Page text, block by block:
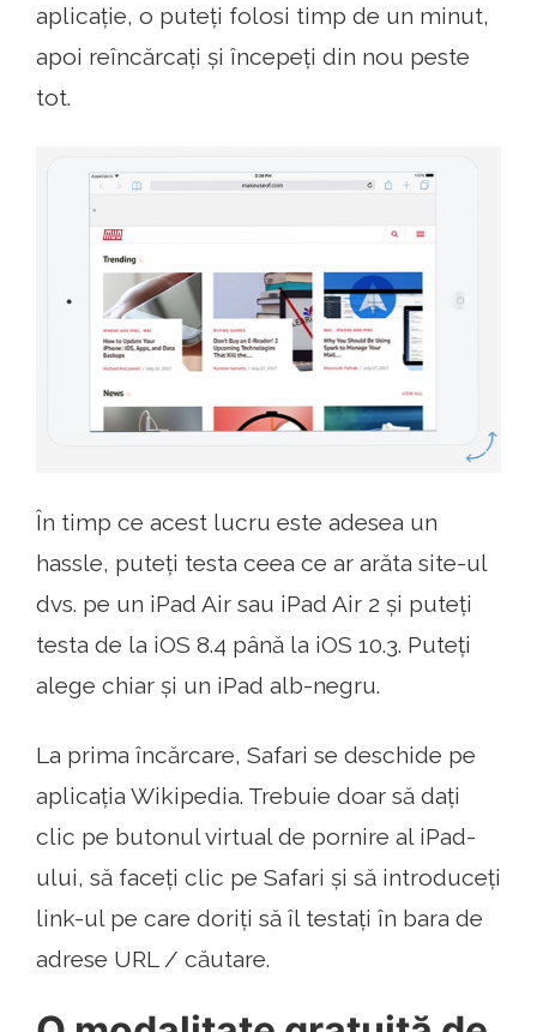
aplicație, o puteți folosi timp de un minut,
apoi reîncărcați și începeți din nou peste
tot.
În timp ce acest lucru este adesea un
hassle, puteți testa ceea ce ar arăta site-ul
dvs. pe un iPad Air sau iPad Air 2 și puteți
testa de la iOS 8.4 până la iOS 10.3. Puteți
alege chiar și un iPad alb-negru.
La prima încărcare, Safari se deschide pe
aplicația Wikipedia. Trebuie doar să dați
clic pe butonul virtual de pornire al iPad-
ului, să faceți clic pe Safari și să introduceți
link-ul pe care doriți să îl testați în bara de
adrese URL / căutare.